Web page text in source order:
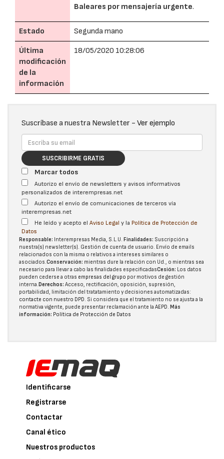
Baleares por mensajería urgente.
Estado Segunda mano
Última
modificación
de la
información
18/05/2020 10:28:06
Suscríbase a nuestra Newsletter - Ver ejemplo
SUSCRIBIRME GRATIS
Marcar todos
Autorizo el envío de newsletters y avisos informativos
personalizados de interempresas.net
Autorizo el envío de comunicaciones de terceros vía
interempresas.net
He leído y acepto el Aviso Legal y la Política de Protección de
Datos
Responsable: Interempresas Media, S.L.U. Finalidades: Suscripción a
nuestra(s) newsletter(s). Gestión de cuenta de usuario. Envío de emails
relacionados con la misma o relativos a intereses similares o
asociados.Conservación: mientras dure la relación con Ud., o mientras sea
necesario para llevar a cabo las finalidades especificadasCesión: Los datos
pueden cederse a otras empresas del grupo por motivos de gestión
interna.Derechos: Acceso, rectificación, oposición, supresión,
portabilidad, limitación del tratatamiento y decisiones automatizadas:
contacte con nuestro DPD. Si considera que el tratamiento no se ajusta a la
normativa vigente, puede presentar reclamación ante la AEPD. Más
información: Política de Protección de Datos
Identificarse
Registrarse
Contactar
Canal ético
Nuestros productos